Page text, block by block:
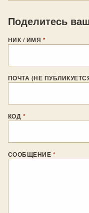
Поделитесь
НИК / ИМЯ *
ПОЧТА (НЕ
КОД *
СООБЩЕНИЕ *